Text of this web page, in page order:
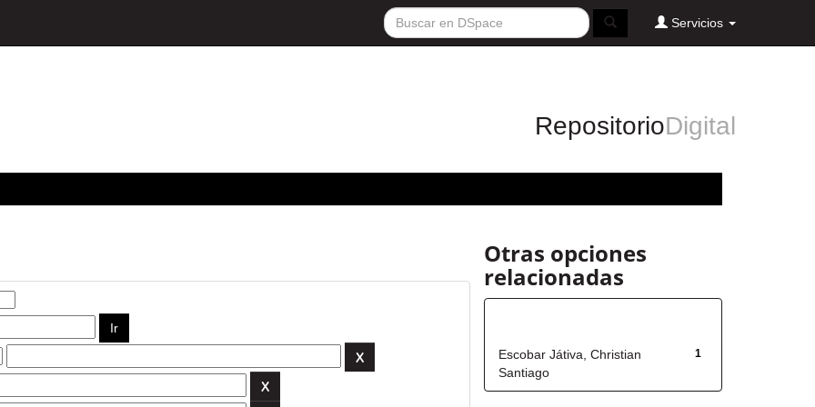
Servicios
RepositorioDigital
Otras opciones
relacionadas
1
Escobar Játiva, Christian
Santiago